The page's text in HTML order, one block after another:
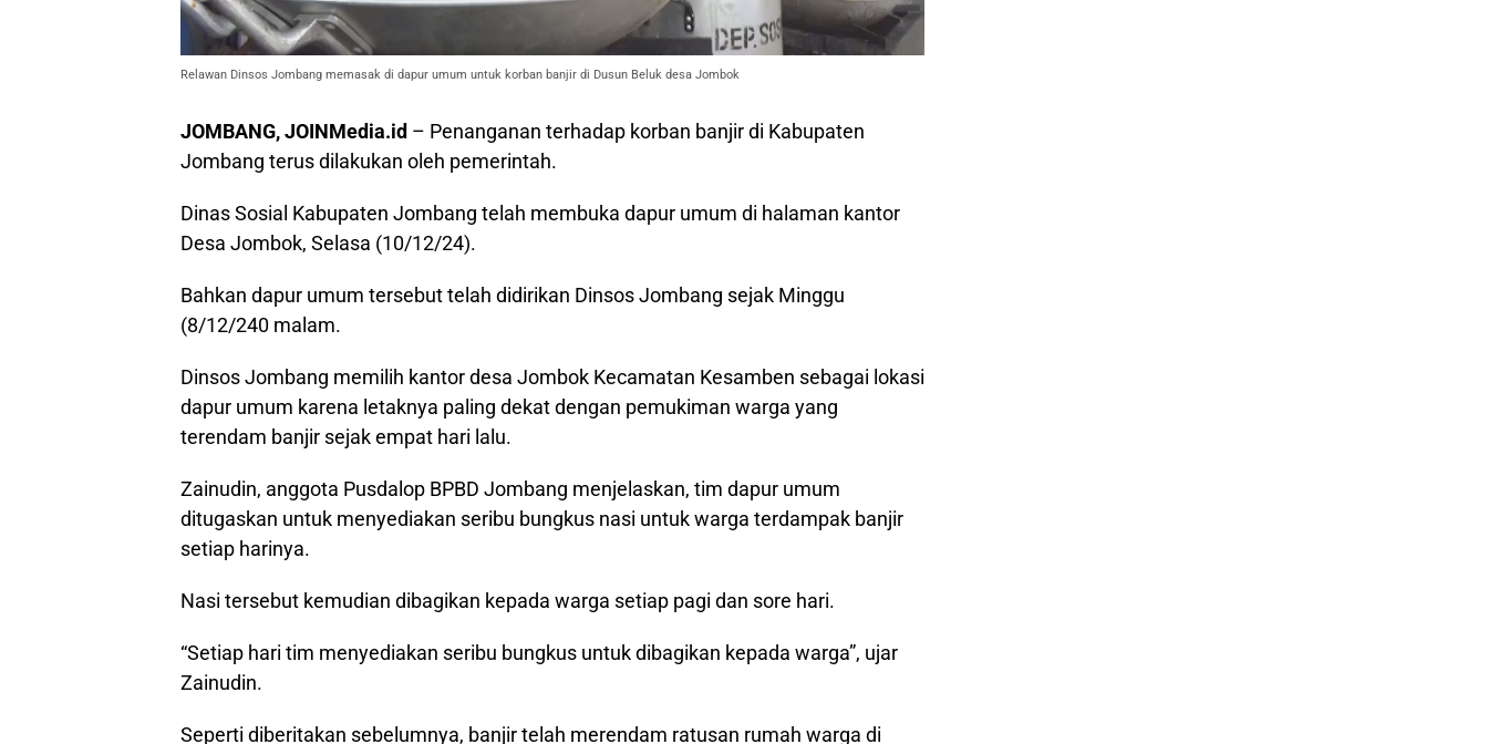
Relawan Dinsos Jombang memasak di dapur umum untuk korban banjir di Dusun Beluk desa Jombok
JOMBANG, JOINMedia.id – Penanganan terhadap korban banjir di Kabupaten
Jombang terus dilakukan oleh pemerintah.
Dinas Sosial Kabupaten Jombang telah membuka dapur umum di halaman kantor
Desa Jombok, Selasa (10/12/24).
Bahkan dapur umum tersebut telah didirikan Dinsos Jombang sejak Minggu
(8/12/240 malam.
Dinsos Jombang memilih kantor desa Jombok Kecamatan Kesamben sebagai lokasi
dapur umum karena letaknya paling dekat dengan pemukiman warga yang
terendam banjir sejak empat hari lalu.
Zainudin, anggota Pusdalop BPBD Jombang menjelaskan, tim dapur umum
ditugaskan untuk menyediakan seribu bungkus nasi untuk warga terdampak banjir
setiap harinya.
Nasi tersebut kemudian dibagikan kepada warga setiap pagi dan sore hari.
“Setiap hari tim menyediakan seribu bungkus untuk dibagikan kepada warga”, ujar
Zainudin.
Seperti diberitakan sebelumnya, banjir telah merendam ratusan rumah warga di